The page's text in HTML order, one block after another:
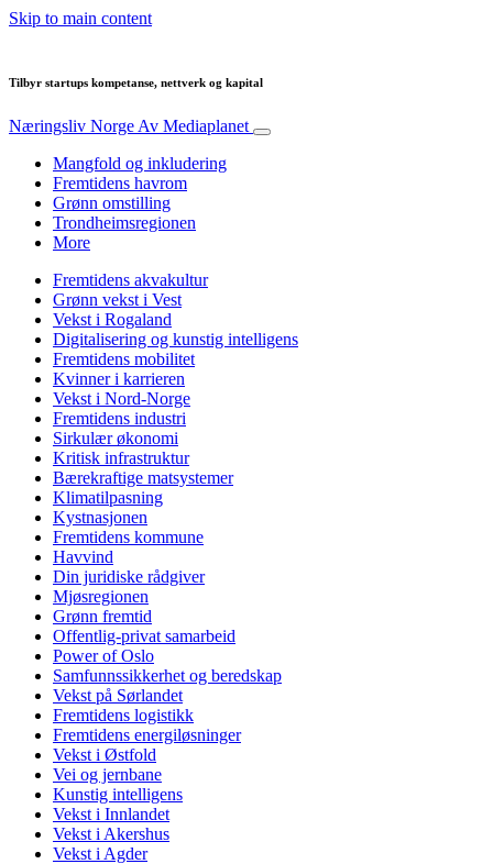
Skip to main content
Tilbyr startups kompetanse, nettverk og kapital
Næringsliv Norge Av Mediaplanet
Mangfold og inkludering
Fremtidens havrom
Grønn omstilling
Trondheimsregionen
More
Fremtidens akvakultur
Grønn vekst i Vest
Vekst i Rogaland
Digitalisering og kunstig intelligens
Fremtidens mobilitet
Kvinner i karrieren
Vekst i Nord-Norge
Fremtidens industri
Sirkulær økonomi
Kritisk infrastruktur
Bærekraftige matsystemer
Klimatilpasning
Kystnasjonen
Fremtidens kommune
Havvind
Din juridiske rådgiver
Mjøsregionen
Grønn fremtid
Offentlig-privat samarbeid
Power of Oslo
Samfunnssikkerhet og beredskap
Vekst på Sørlandet
Fremtidens logistikk
Fremtidens energiløsninger
Vekst i Østfold
Vei og jernbane
Kunstig intelligens
Vekst i Innlandet
Vekst i Akershus
Vekst i Agder